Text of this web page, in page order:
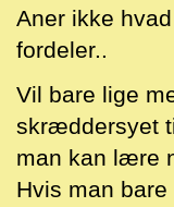
Aner ikke
fordeler..
Vil bare lige
skræddersyet
man kan lære
Hvis man